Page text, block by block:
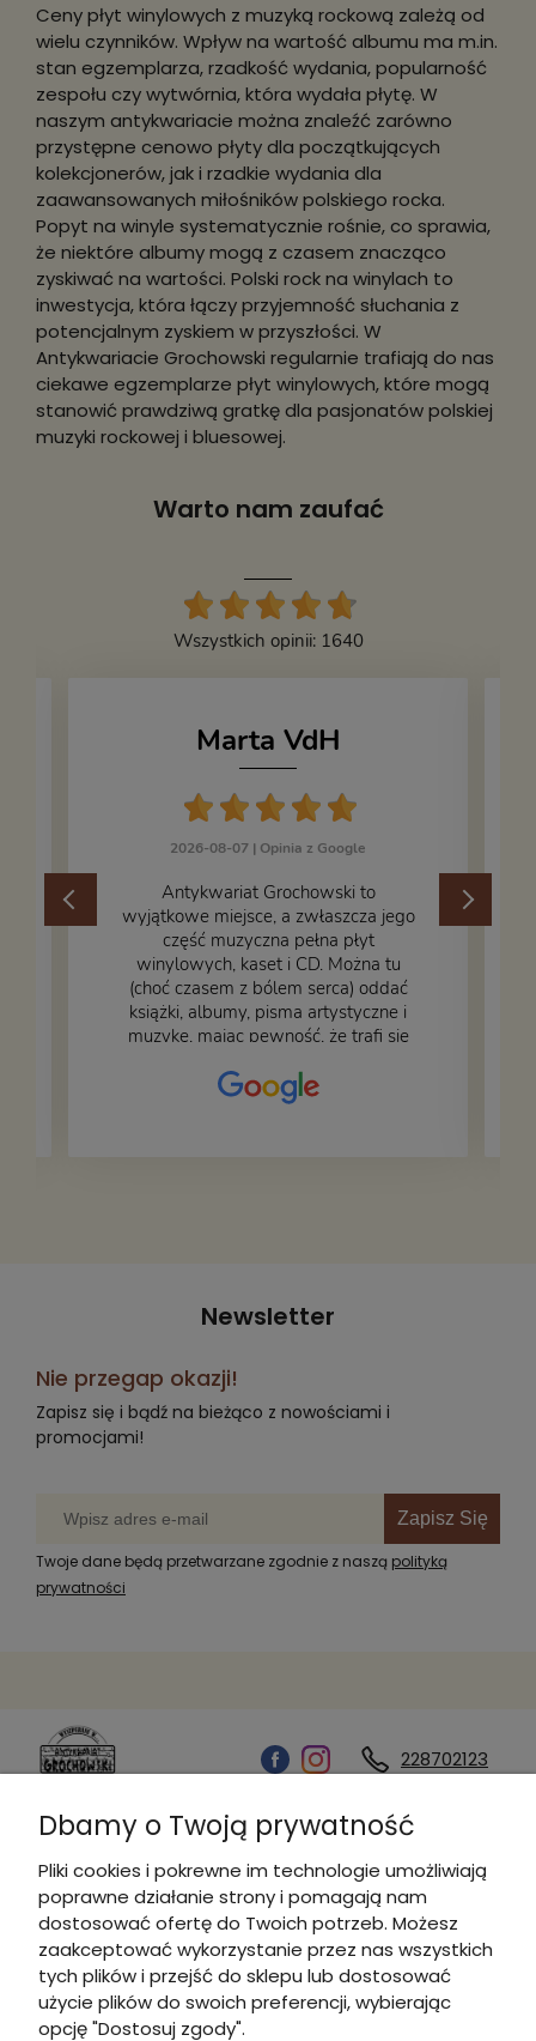
Ceny płyt winylowych z muzyką rockową zależą od
wielu czynników. Wpływ na wartość albumu ma m.in.
stan egzemplarza, rzadkość wydania, popularność
zespołu czy wytwórnia, która wydała płytę. W
naszym antykwariacie można znaleźć zarówno
przystępne cenowo płyty dla początkujących
kolekcjonerów, jak i rzadkie wydania dla
zaawansowanych miłośników polskiego rocka.
Popyt na winyle systematycznie rośnie, co sprawia,
że niektóre albumy mogą z czasem znacząco
zyskiwać na wartości. Polski rock na winylach to
inwestycja, która łączy przyjemność słuchania z
potencjalnym zyskiem w przyszłości. W
Antykwariacie Grochowski regularnie trafiają do nas
ciekawe egzemplarze płyt winylowych, które mogą
stanowić prawdziwą gratkę dla pasjonatów polskiej
muzyki rockowej i bluesowej.
Warto nam zaufać
Wszystkich opinii: 1640
Marta VdH
2026-08-07 | Opinia z Google
​Antykwariat Grochowski to
wyjątkowe miejsce, a zwłaszcza jego
część muzyczna pełna płyt
winylowych, kaset i CD. Można tu
(choć czasem z bólem serca) oddać
książki, albumy, pisma artystyczne i
muzykę, mając pewność, że trafi się
– nasze książki w trakcie
przepakowywania. Część oddaliśmy
Newsletter
Nie przegap okazji!
Zapisz się i bądź na bieżąco z nowościami i
promocjami!
Zapisz Się
Twoje dane będą przetwarzane zgodnie z naszą polityką
prywatności
228702123
Kontakt
Informacje
Płatności i dostawa
Dbamy o Twoją prywatność
Pliki cookies i pokrewne im technologie umożliwiają
poprawne działanie strony i pomagają nam
dostosować ofertę do Twoich potrzeb. Możesz
zaakceptować wykorzystanie przez nas wszystkich
tych plików i przejść do sklepu lub dostosować
użycie plików do swoich preferencji, wybierając
opcję "Dostosuj zgody".